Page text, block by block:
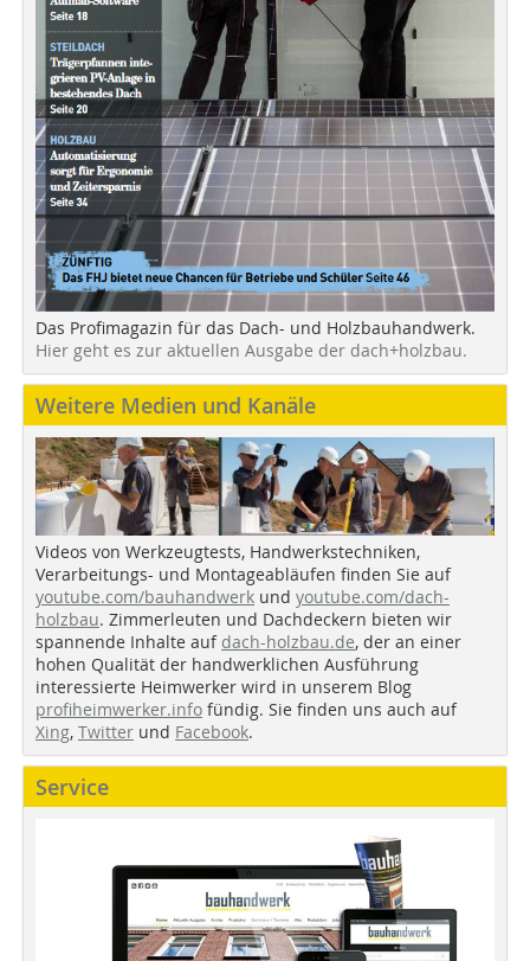
Das Profimagazin für das Dach- und Holzbauhandwerk.
Hier geht es zur aktuellen Ausgabe der dach+holzbau.
Weitere Medien und Kanäle
Videos von Werkzeugtests, Handwerkstechniken,
Verarbeitungs- und Montageabläufen finden Sie auf
youtube.com/bauhandwerk und youtube.com/dach-
holzbau. Zimmerleuten und Dachdeckern bieten wir
spannende Inhalte auf dach-holzbau.de, der an einer
hohen Qualität der handwerklichen Ausführung
interessierte Heimwerker wird in unserem Blog
profiheimwerker.info fündig. Sie finden uns auch auf
Xing, Twitter und Facebook.
Service